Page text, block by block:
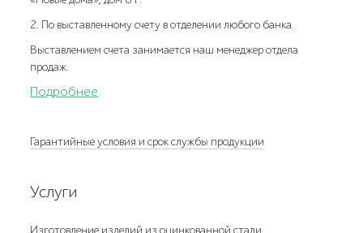
2. По выставленному счету в отделении любого банка.
Выставлением счета занимается наш менеджер отдела
продаж.
Подробнее
Гарантийные условия и срок службы продукции
Услуги
Изготовление изделий из оцинкованной стали